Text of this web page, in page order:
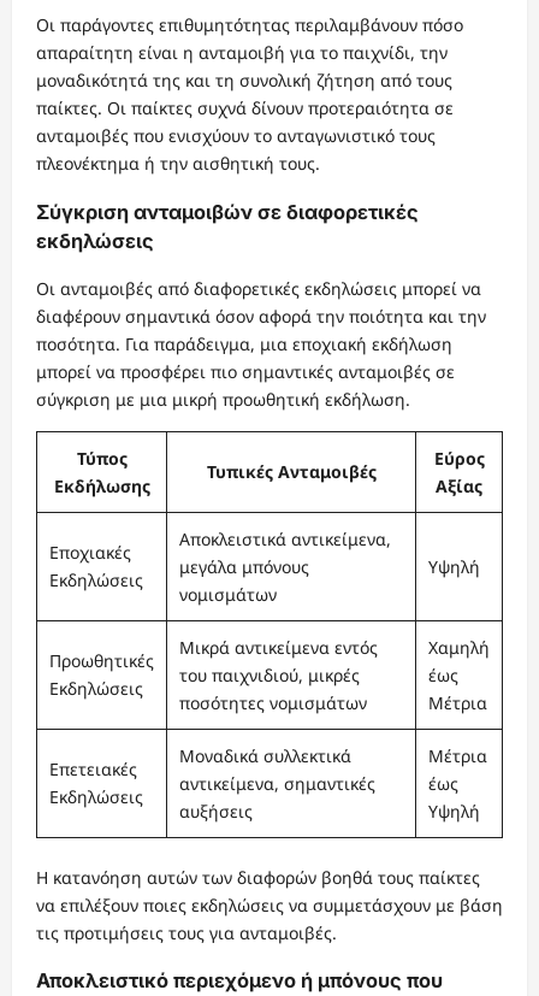
Οι παράγοντες επιθυμητότητας περιλαμβάνουν πόσο
απαραίτητη είναι η ανταμοιβή για το παιχνίδι, την
μοναδικότητά της και τη συνολική ζήτηση από τους
παίκτες. Οι παίκτες συχνά δίνουν προτεραιότητα σε
ανταμοιβές που ενισχύουν το ανταγωνιστικό τους
πλεονέκτημα ή την αισθητική τους.
Σύγκριση ανταμοιβών σε διαφορετικές
εκδηλώσεις
Οι ανταμοιβές από διαφορετικές εκδηλώσεις μπορεί να
διαφέρουν σημαντικά όσον αφορά την ποιότητα και την
ποσότητα. Για παράδειγμα, μια εποχιακή εκδήλωση
μπορεί να προσφέρει πιο σημαντικές ανταμοιβές σε
σύγκριση με μια μικρή προωθητική εκδήλωση.
Τύπος
Εκδήλωσης
Τυπικές Ανταμοιβές
Εύρος
Αξίας
Εποχιακές
Εκδηλώσεις
Αποκλειστικά αντικείμενα,
μεγάλα μπόνους
νομισμάτων
Υψηλή
Προωθητικές
Εκδηλώσεις
Μικρά αντικείμενα εντός
του παιχνιδιού, μικρές
ποσότητες νομισμάτων
Χαμηλή
έως
Μέτρια
Επετειακές
Εκδηλώσεις
Μοναδικά συλλεκτικά
αντικείμενα, σημαντικές
αυξήσεις
Μέτρια
έως
Υψηλή
Η κατανόηση αυτών των διαφορών βοηθά τους παίκτες
να επιλέξουν ποιες εκδηλώσεις να συμμετάσχουν με βάση
τις προτιμήσεις τους για ανταμοιβές.
Αποκλειστικό περιεχόμενο ή μπόνους που